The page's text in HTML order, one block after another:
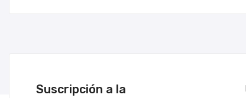
Suscripción a la